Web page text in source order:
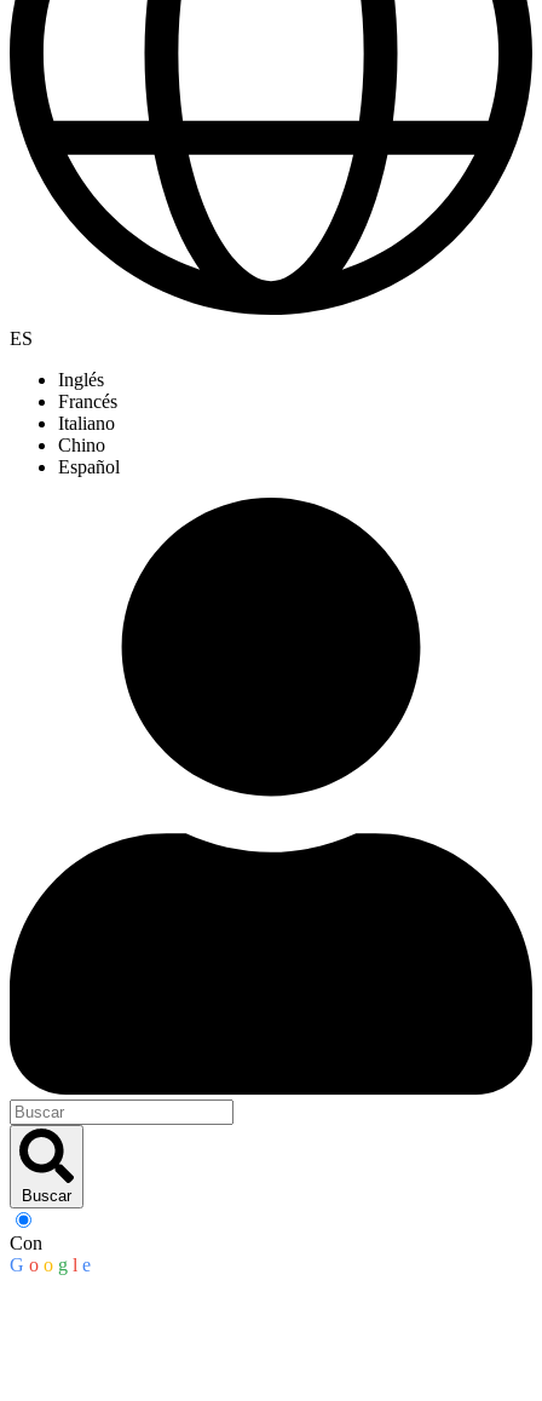
ES
Inglés
Francés
Italiano
Chino
Español
Buscar
Con
G o o g l e